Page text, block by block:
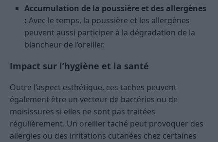
Accumulation de la poussière et des allergènes
: Avec le temps, la poussière et les allergènes
peuvent aussi participer à la dégradation de la
blancheur de l’oreiller.
Impact sur l’hygiène et la santé
Outre l’aspect esthétique, ces taches peuvent
également être un vecteur de bactéries ou de
moisissures si elles ne sont pas traitées
régulièrement. Un oreiller taché peut provoquer des
allergies ou des irritations cutanées chez certaines